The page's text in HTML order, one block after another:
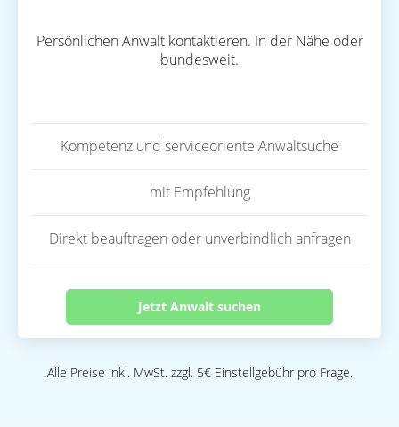
Persönlichen Anwalt kontaktieren. In der Nähe oder
bundesweit.
Kompetenz und serviceoriente Anwaltsuche
mit Empfehlung
Direkt beauftragen oder unverbindlich anfragen
Jetzt Anwalt suchen
Alle Preise inkl. MwSt. zzgl. 5€ Einstellgebühr pro Frage.